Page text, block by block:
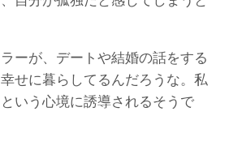
ーが、デートや結婚の話をする
せに暮らしてるんだろうな。私
いう心境に誘導されるそうで